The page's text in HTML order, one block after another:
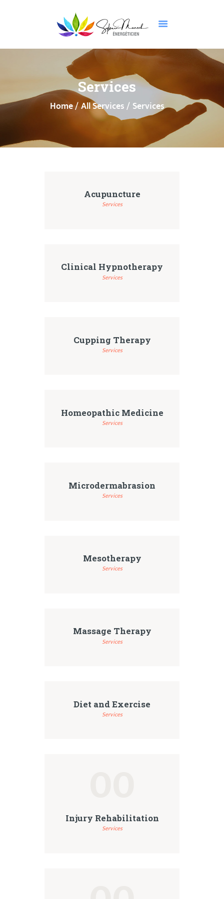
Services
Home All Services Services
GUÉRISON ET
TRANSFORMATION
QUI SUIS-JE ?
ACTIVATION DE
VOS DONS
TÉMOIGNAGES
Acupuncture
Services
Clinical Hypnotherapy
Services
Cupping Therapy
Services
Homeopathic Medicine
Services
Microdermabrasion
Services
Mesotherapy
Services
Massage Therapy
Services
Diet and Exercise
Services
Injury Rehabilitation
Services